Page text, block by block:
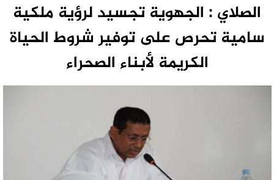
الصلاي : الجهوية تجسيد لرؤية ملكية
سامية تحرص على توفير شروط الحياة
الكريمة لأبناء الصحراء